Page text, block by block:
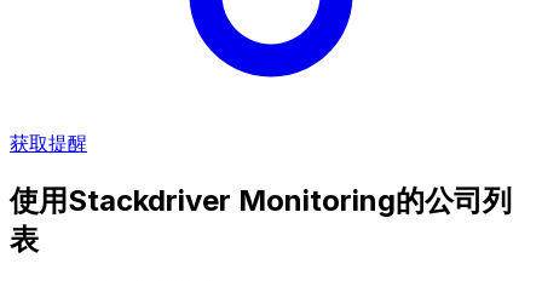
获取提醒
使用Stackdriver Monitoring的公司列
表